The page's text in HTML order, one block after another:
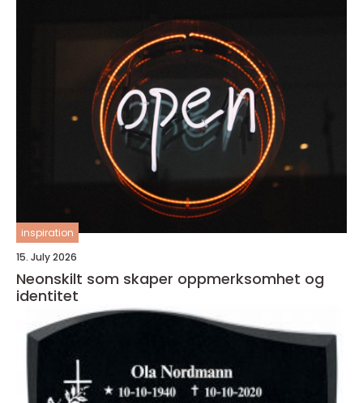
inspiration
15. July 2026
Neonskilt som skaper oppmerksomhet og
identitet